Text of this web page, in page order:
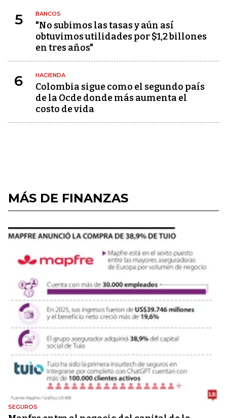
5 BANCOS
"No subimos las tasas y aún así
obtuvimos utilidades por $1,2 billones
en tres años"
6 HACIENDA
Colombia sigue como el segundo país
de la Ocde donde más aumenta el
costo de vida
MÁS DE FINANZAS
SEGUROS